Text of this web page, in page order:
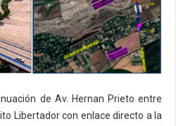
de Av. Hernan Prieto entre
Libertador con enlace directo a la